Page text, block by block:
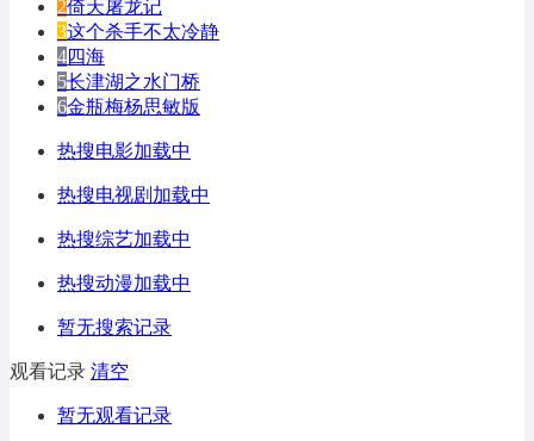
2倚天屠龙记
3这个杀手不太冷静
4四海
5长津湖之水门桥
6金瓶梅杨思敏版
热搜电影加载中
热搜电视剧加载中
热搜综艺加载中
热搜动漫加载中
暂无搜索记录
观看记录 清空
暂无观看记录